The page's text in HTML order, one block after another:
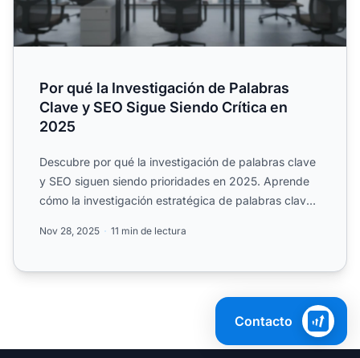
Por qué la Investigación de Palabras
Clave y SEO Sigue Siendo Crítica en
2025
Descubre por qué la investigación de palabras clave
y SEO siguen siendo prioridades en 2025. Aprende
cómo la investigación estratégica de palabras clave
Nov 28, 2025 11 min de lectura
Contacto